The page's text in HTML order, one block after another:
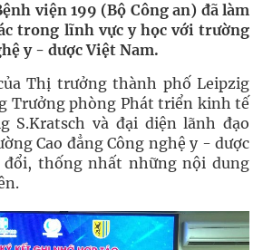
viện 199 (Bộ Công an) đã làm
trong lĩnh vực y học với trường
y - dược Việt Nam.
Thị trưởng thành phố Leipzig
Trưởng phòng Phát triển kinh tế
S.Kratsch và đại diện lãnh đạo
Cao đẳng Công nghệ y - dược
đổi, thống nhất những nội dung